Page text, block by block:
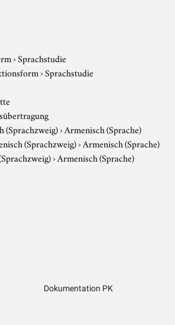
›Sprachstudie
›Sprachstudie
(Sprachzweig)›Armenisch (Sprache)
(Sprachzweig)›Armenisch (Sprache)
›Armenisch (Sprache)
Dokumentation PK